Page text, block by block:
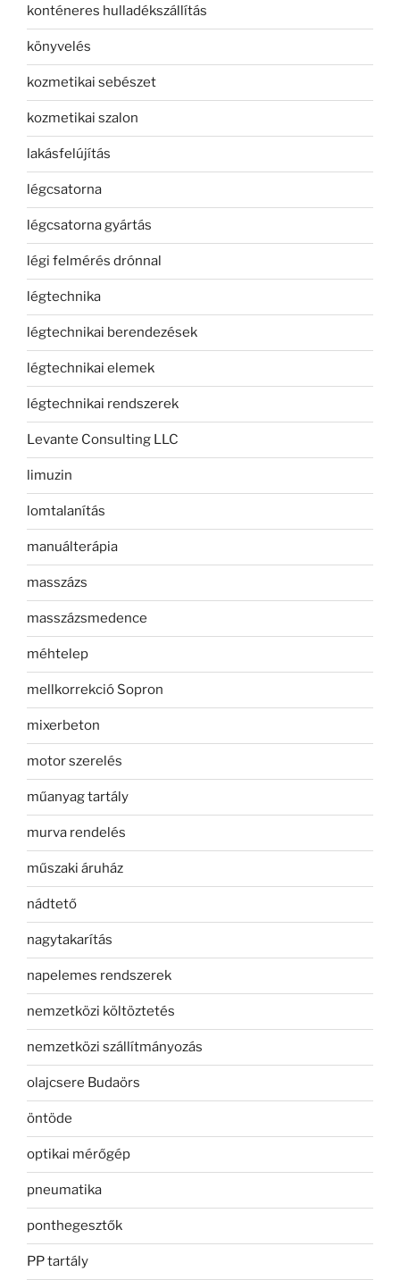
konténeres hulladékszállítás
könyvelés
kozmetikai sebészet
kozmetikai szalon
lakásfelújítás
légcsatorna
légcsatorna gyártás
légi felmérés drónnal
légtechnika
légtechnikai berendezések
légtechnikai elemek
légtechnikai rendszerek
Levante Consulting LLC
limuzin
lomtalanítás
manuálterápia
masszázs
masszázsmedence
méhtelep
mellkorrekció Sopron
mixerbeton
motor szerelés
műanyag tartály
murva rendelés
műszaki áruház
nádtető
nagytakarítás
napelemes rendszerek
nemzetközi költöztetés
nemzetközi szállítmányozás
olajcsere Budaörs
öntöde
optikai mérőgép
pneumatika
ponthegesztők
PP tartály